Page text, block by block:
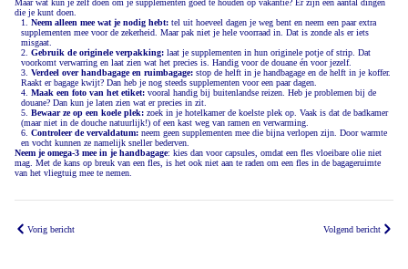
Maar wat kun je zelf doen om je supplementen goed te houden op vakantie? Er zijn een aantal dingen
die je kunt doen.
Neem alleen mee wat je nodig hebt: tel uit hoeveel dagen je weg bent en neem een paar extra
supplementen mee voor de zekerheid. Maar pak niet je hele voorraad in. Dat is zonde als er iets
misgaat.
Gebruik de originele verpakking: laat je supplementen in hun originele potje of strip. Dat
voorkomt verwarring en laat zien wat het precies is. Handig voor de douane én voor jezelf.
Verdeel over handbagage en ruimbagage: stop de helft in je handbagage en de helft in je koffer.
Raakt er bagage kwijt? Dan heb je nog steeds supplementen voor een paar dagen.
Maak een foto van het etiket: vooral handig bij buitenlandse reizen. Heb je problemen bij de
douane? Dan kun je laten zien wat er precies in zit.
Bewaar ze op een koele plek: zoek in je hotelkamer de koelste plek op. Vaak is dat de badkamer
(maar niet in de douche natuurlijk!) of een kast weg van ramen en verwarming.
Controleer de vervaldatum: neem geen supplementen mee die bijna verlopen zijn. Door warmte
en vocht kunnen ze namelijk sneller bederven.
Neem je omega-3 mee in je handbagage: kies dan voor capsules, omdat een fles vloeibare olie niet
mag. Met de kans op breuk van een fles, is het ook niet aan te raden om een fles in de bagageruimte
van het vliegtuig mee te nemen.
Vorig bericht Volgend bericht